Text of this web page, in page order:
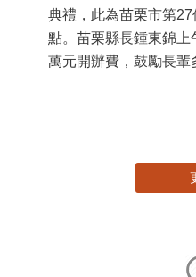
典禮，此為苗栗市第
點。苗栗縣長鍾東錦
萬元開辦費，鼓勵長輩